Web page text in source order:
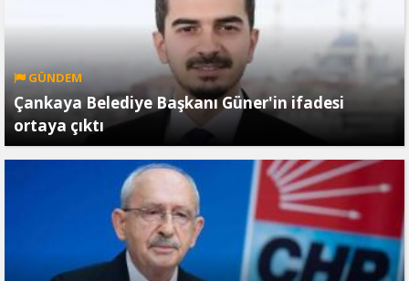
GÜNDEM
Çankaya Belediye Başkanı Güner'in ifadesi
ortaya çıktı